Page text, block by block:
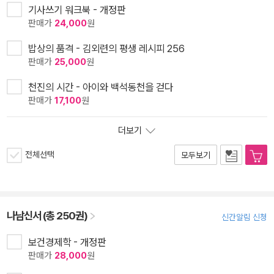
기사쓰기 워크북 - 개정판
판매가 24,000원
밥상의 품격 - 김외련의 평생 레시피 256
판매가 25,000원
천진의 시간 - 아이와 백석동천을 걷다
판매가 17,100원
더보기
전체선택 모두보기
나남신서 (총 250권) 신간알림 신청
보건경제학 - 개정판
판매가 28,000원